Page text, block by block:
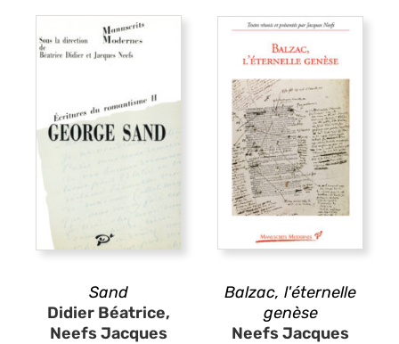
Sand
Didier Béatrice,
Neefs Jacques
Balzac, l'éternelle
genèse
Neefs Jacques